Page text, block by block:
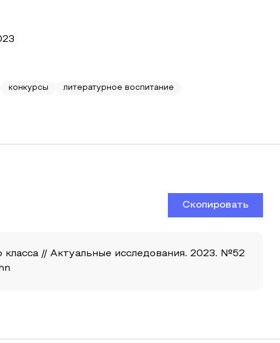
конкурсы литературное воспитание
Скопировать
класса // Актуальные исследования. 2023. №52